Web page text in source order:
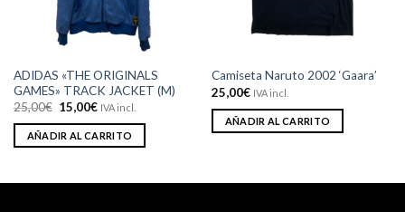
ADIDAS «THE ORIGINALS
GAMES» TRACK JACKET (M)
25,00€ El
precio
original
era:
15,00€El
actual
es:
IVA incl.
AÑADIR AL CARRITO
Camiseta Naruto 2002 ‘Gaara’
25,00€ IVA incl.
AÑADIR AL CARRITO